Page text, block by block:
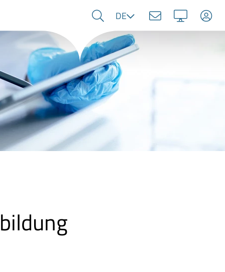
Sprache
DE